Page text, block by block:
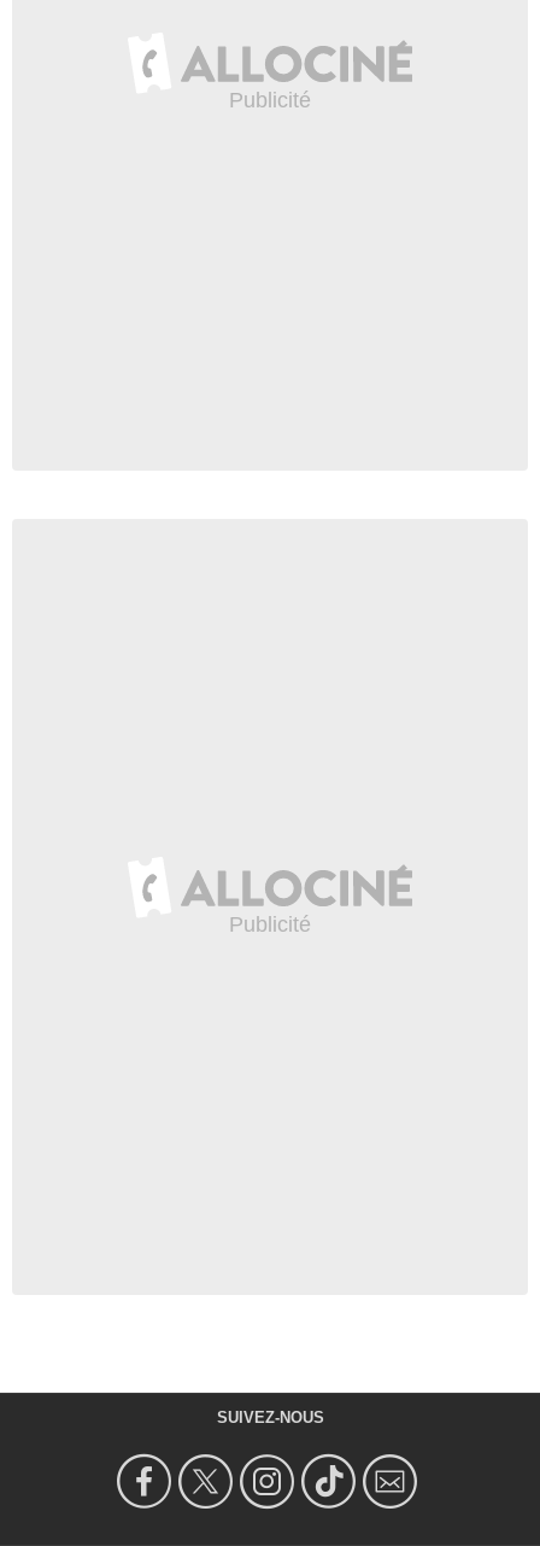
SUIVEZ-NOUS